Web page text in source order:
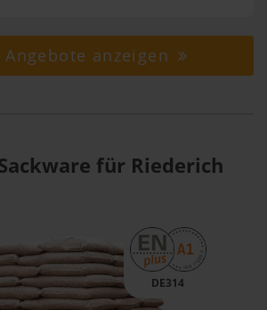
anzeigen
für Riederich
DE314